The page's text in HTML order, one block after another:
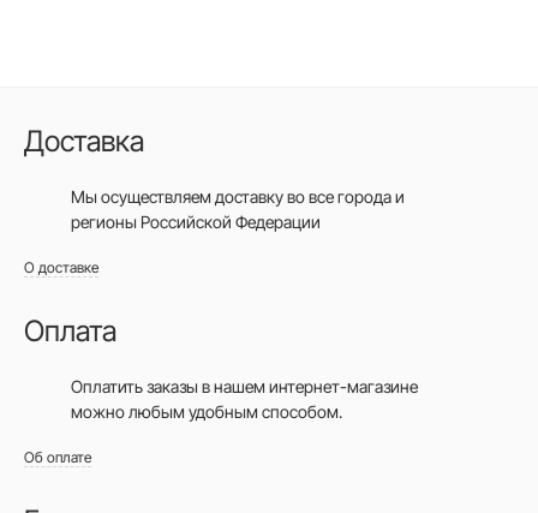
Доставка
Мы осуществляем доставку во все городаи
регионы Российской Федерации
О доставке
Оплата
Оплатить заказы в нашем интернет-магазине
можно любым удобным способом.
Об оплате